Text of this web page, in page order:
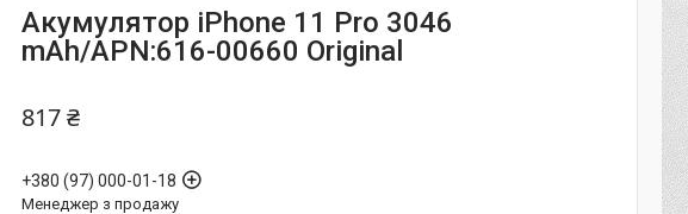
Акумулятор iPhone 11 Pro 3046
mAh/APN:616-00660 Original
817 ₴
+380 (97) 000-01-18
Менеджер з продажу